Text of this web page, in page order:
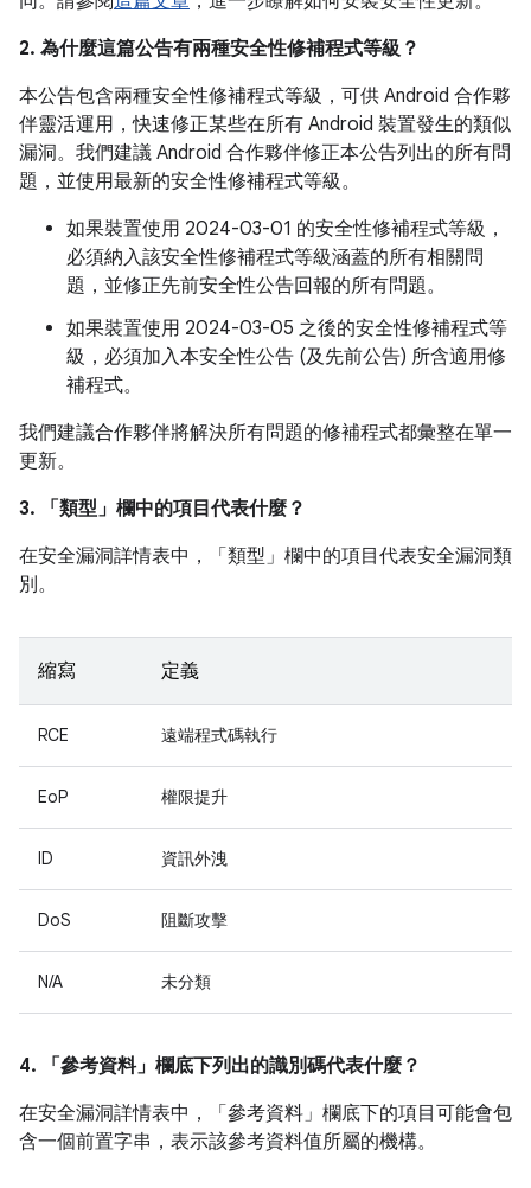
2. 為什麼這篇公告有兩種安全性修補程式等級？
本公告包含兩種安全性修補程式等級，可供 Android 合作夥
伴靈活運用，快速修正某些在所有 Android 裝置發生的類似
漏洞。我們建議 Android 合作夥伴修正本公告列出的所有問
題，並使用最新的安全性修補程式等級。
如果裝置使用 2024-03-01 的安全性修補程式等級，
必須納入該安全性修補程式等級涵蓋的所有相關問
題，並修正先前安全性公告回報的所有問題。
如果裝置使用 2024-03-05 之後的安全性修補程式等
級，必須加入本安全性公告 (及先前公告) 所含適用修
補程式。
我們建議合作夥伴將解決所有問題的修補程式都彙整在單一
更新。
3. 「類型」 欄中的項目代表什麼？
在安全漏洞詳情表中，「類型」 欄中的項目代表安全漏洞類
別。
縮寫 定義
RCE 遠端程式碼執行
EoP 權限提升
ID 資訊外洩
DoS 阻斷攻擊
N/A 未分類
4. 「參考資料」 欄底下列出的識別碼代表什麼？
在安全漏洞詳情表中，「參考資料」 欄底下的項目可能會包
含一個前置字串，表示該參考資料值所屬的機構。